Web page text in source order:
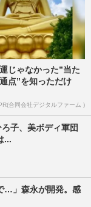
じゃなかった”当た
点”を知っただけ
合同会社デジタルファーム )
子、美ボディ軍団
...
…」森永が開発。感